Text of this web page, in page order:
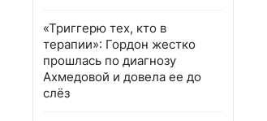
«Триггерю тех, кто в
терапии»: Гордон жестко
прошлась по диагнозу
Ахмедовой и довела ее до
слёз